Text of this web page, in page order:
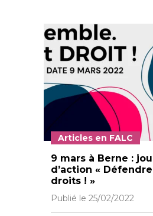
Articles en FALC
9 mars à Berne :
d’action «
droits ! »
Publié le 25/02/2022